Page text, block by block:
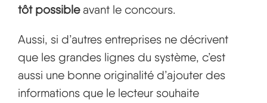
tôt possibleavant le concours.
Aussi, si d’autres entreprises ne décrivent
que les grandes lignes du système, c’est
aussi une bonne originalité d’ajouter des
informations que le lecteur souhaite